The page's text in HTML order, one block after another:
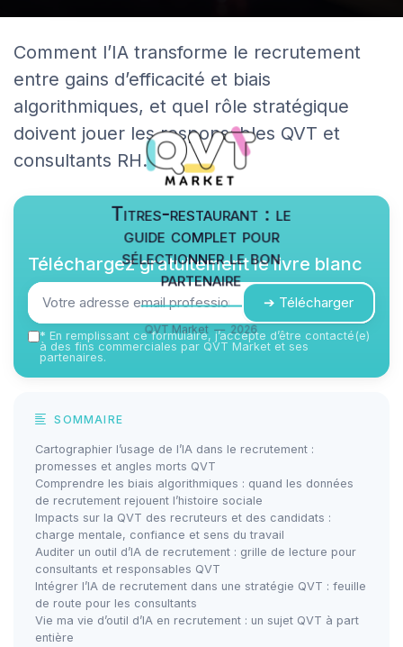
Comment l’IA transforme le recrutement
entre gains d’efficacité et biais
algorithmiques, et quel rôle stratégique
doivent jouer les responsables QVT et
consultants RH.
Titres-restaurant : le
guide complet pour
sélectionner le bon
partenaire
QVT Market — 2026
Téléchargez gratuitement le livre blanc
➔ Télécharger
* En remplissant ce formulaire, j’accepte d’être contacté(e)
à des fins commerciales par QVT Market et ses
partenaires.
SOMMAIRE
Cartographier l’usage de l’IA dans le recrutement :
promesses et angles morts QVT
Comprendre les biais algorithmiques : quand les données
de recrutement rejouent l’histoire sociale
Impacts sur la QVT des recruteurs et des candidats :
charge mentale, confiance et sens du travail
Auditer un outil d’IA de recrutement : grille de lecture pour
consultants et responsables QVT
Intégrer l’IA de recrutement dans une stratégie QVT : feuille
de route pour les consultants
Vie ma vie d’outil d’IA en recrutement : un sujet QVT à part
entière